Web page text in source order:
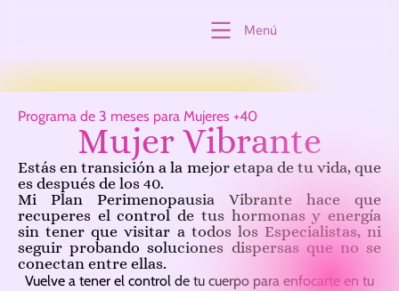
Menú
Programa de 3 meses para Mujeres +40
Mujer Vibrante
Estás en transición a la mejor etapa de tu vida, que
es después de los 40.
Mi Plan Perimenopausia Vibrante hace que
recuperes el control de tus hormonas y energía
sin tener que visitar a todos los Especialistas, ni
seguir probando soluciones dispersas que no se
conectan entre ellas.
Vuelve a tener el control de tu cuerpo para enfocarte en tu